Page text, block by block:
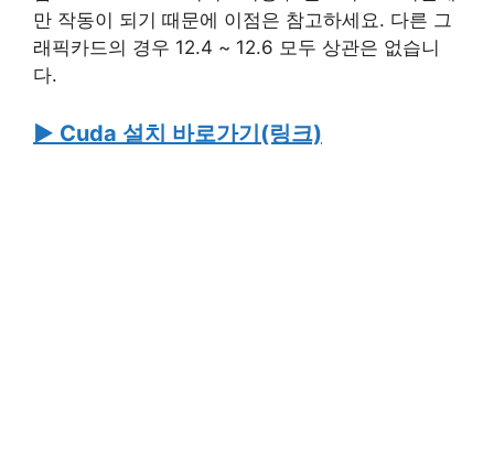
만 작동이 되기 때문에 이점은 참고하세요. 다른 그
래픽카드의 경우 12.4 ~ 12.6 모두 상관은 없습니
다.
▶ Cuda 설치 바로가기(링크)